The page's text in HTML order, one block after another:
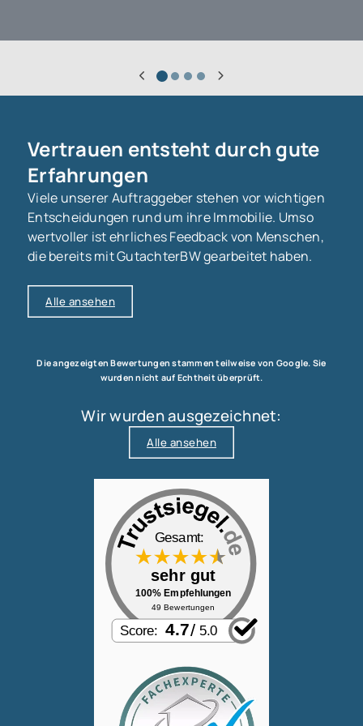
Vertrauen entsteht durch gute
Erfahrungen
Viele unserer Auftraggeber stehen vor wichtigen
Entscheidungen rund um ihre Immobilie. Umso
wertvoller ist ehrliches Feedback von Menschen,
die bereits mit GutachterBW gearbeitet haben.
Alle ansehen
Die angezeigten Bewertungen stammen teilweise von Google. Sie
wurden nicht auf Echtheit überprüft.
Wir wurden ausgezeichnet:
Alle ansehen